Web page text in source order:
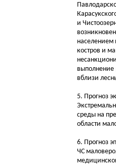
и
населением
костров и
выполнение
вблизи
5. Прогноз
среды на
области
6. Прогноз
ЧС